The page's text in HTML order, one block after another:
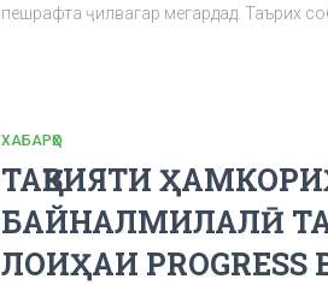
пешрафта ҷилвагар мегардад. Таърих
ХАБАРҲО
ТАҚВИЯТИ
БАЙНАЛМИЛАЛӢ
ЛОИҲАИ PROGRESS